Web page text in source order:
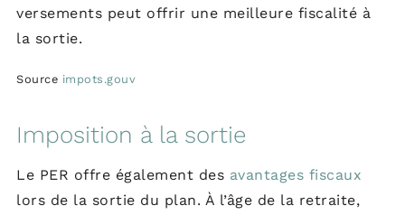
versements peut offrir une meilleure fiscalité à
la sortie.
Source impots.gouv
Imposition à la sortie
Le PER offre également des avantages fiscaux
lors de la sortie du plan. À l’âge de la retraite,